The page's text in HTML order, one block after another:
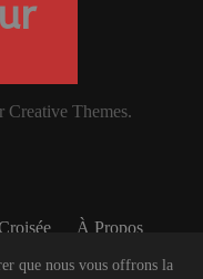
que nous vous offrons la
Creative Themes.
À Propos
À BUT NON